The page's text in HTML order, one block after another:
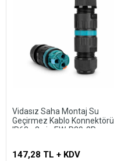
Vidasız Saha Montaj Su
Geçirmez Kablo Konnektörü
IP68 - 2 pin EW-P20-2P
147,28 TL + KDV